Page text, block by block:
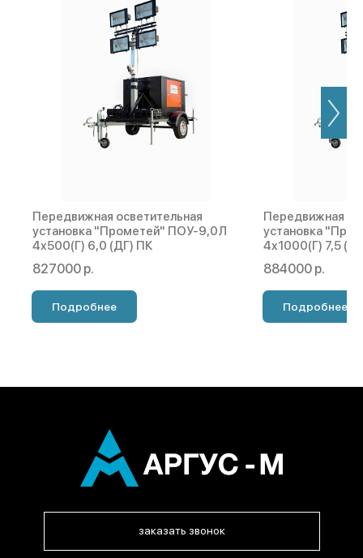
Передвижная осветительная
установка "Прометей" ПОУ-9,0Л
4х500(Г) 6,0 (ДГ) ПК
827000 р.
Подробнее
Передвижная
установка
4х1000(Г) 7,5
884000 р.
Подробнее
заказать звонок